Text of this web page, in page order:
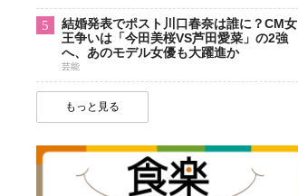
5
結婚発表でポスト川口春奈は誰に？CM女
王争いは「今田美桜VS芦田愛菜」の2強
へ、あのモデル女優も大躍進か
芸能
もっと見る